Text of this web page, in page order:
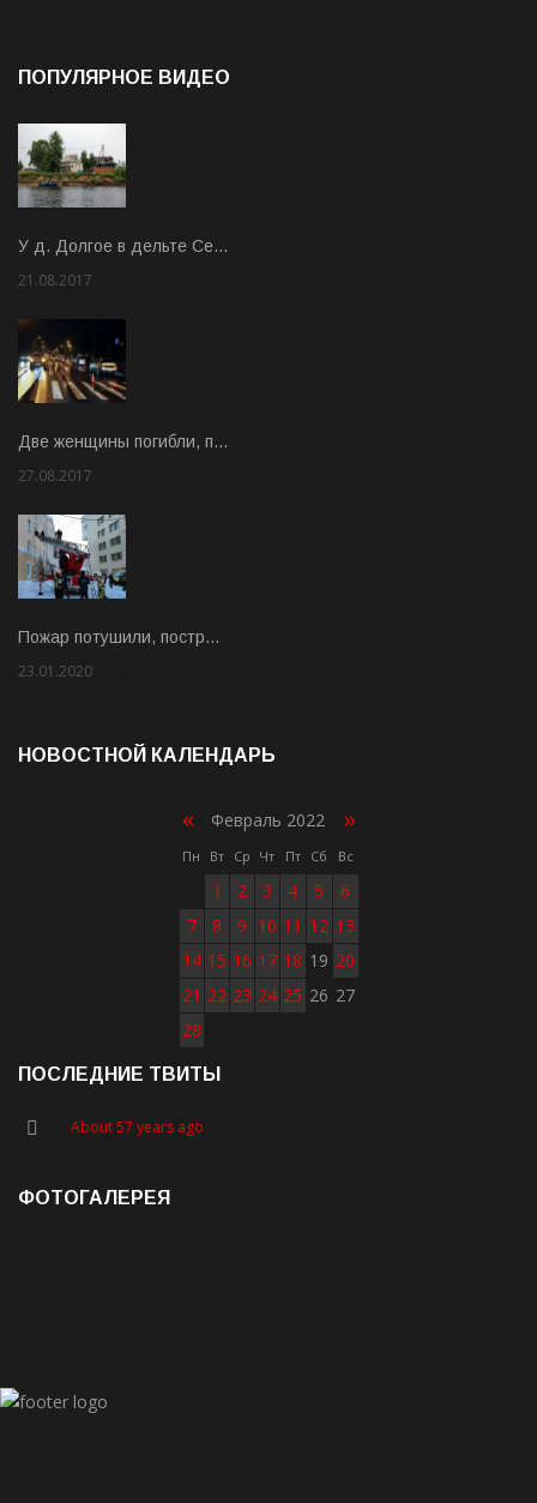
ПОПУЛЯРНОЕ ВИДЕО
У д. Долгое в дельте Се…
21.08.2017
Две женщины погибли, п…
27.08.2017
Пожар потушили, постр…
23.01.2020
НОВОСТНОЙ КАЛЕНДАРЬ
« Февраль 2022 »
Пн Вт Ср Чт Пт Сб Вс
1 2 3 4 5
6
7
8 9 10 11 12 13
14 15 16 17 18 19 20
21 22 23 24 25 26 27
28
ПОСЛЕДНИЕ ТВИТЫ
About 57 years ago
ФОТОГАЛЕРЕЯ